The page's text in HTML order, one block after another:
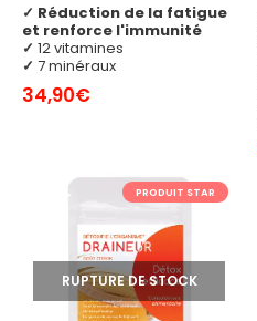
✓ Réduction de la fatigue
et renforce l'immunité
✓ 12 vitamines
✓ 7 minéraux
34,90€
PRODUIT STAR
RUPTURE DE STOCK